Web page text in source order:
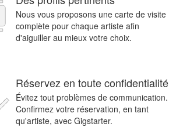
Nous vous proposons une carte de visite
complète pour chaque artiste afin
d'aiguiller au mieux votre choix.
Réservez en toute confidentialité
Évitez tout problèmes de communication.
Confirmez votre réservation, en tant
qu'artiste, avec Gigstarter.